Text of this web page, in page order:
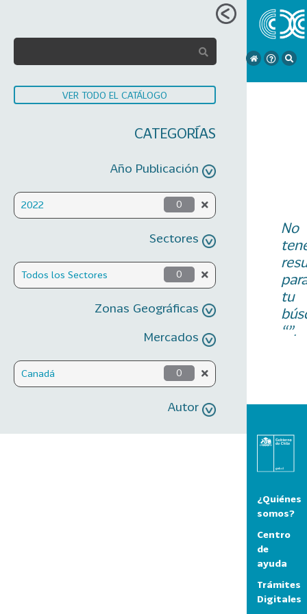
VER TODO EL CATÁLOGO
CATEGORÍAS
Año Publicación
2022 0
Sectores
Todos los Sectores 0
Zonas Geográficas
Mercados
Canadá 0
Autor
No
tu
“”.
¿Quiénes
somos?
Centro
de
ayuda
Trámites
Digitales